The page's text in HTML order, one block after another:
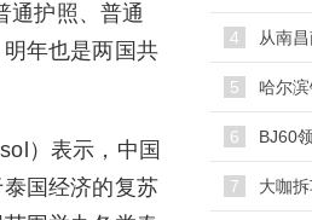
通护照、普通
年也是两国共
）表示，中国
国经济的复苏
从南
4
哈尔
5
6
大咖
7